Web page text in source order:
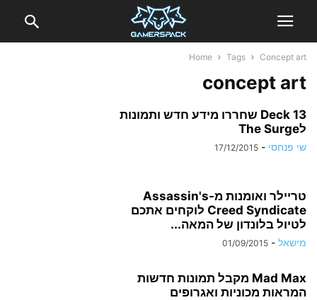
Home Tags Concept art
concept art
Deck 13 שחררו מידע חדש ותמונות
לThe Surge
שי פנחסי -
17/12/2015
טריילר ואומנות מ-Assassin's
Creed Syndicate לוקחים אתכם
לטיול בלונדון של המאה...
מישאל -
01/09/2015
Mad Max מקבל תמונות חדשות
המראות מכוניות ואגרופים